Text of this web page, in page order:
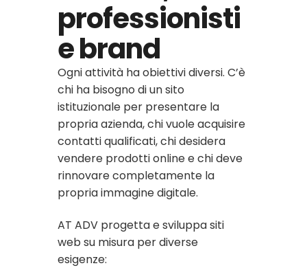
professionisti
e brand
Ogni attività ha obiettivi diversi. C’è
chi ha bisogno di un sito
istituzionale per presentare la
propria azienda, chi vuole acquisire
contatti qualificati, chi desidera
vendere prodotti online e chi deve
rinnovare completamente la
propria immagine digitale.
AT ADV progetta e sviluppa siti
web su misura per diverse
esigenze: